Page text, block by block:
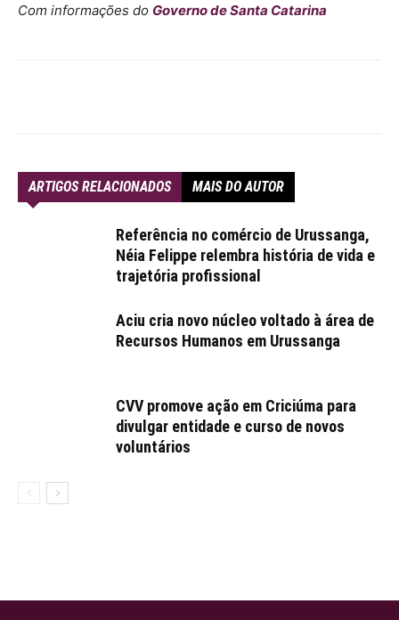
Com informações do Governo de Santa Catarina
ARTIGOS RELACIONADOS MAIS DO AUTOR
Referência no comércio de Urussanga,
Néia Felippe relembra história de vida e
trajetória profissional
Aciu cria novo núcleo voltado à área de
Recursos Humanos em Urussanga
CVV promove ação em Criciúma para
divulgar entidade e curso de novos
voluntários